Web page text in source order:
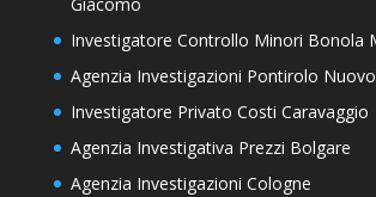
Investigatore Controllo Minori Bonola
Agenzia Investigazioni Pontirolo Nuovo
Investigatore Privato Costi Caravaggio
Agenzia Investigativa Prezzi Bolgare
Agenzia Investigazioni Cologne